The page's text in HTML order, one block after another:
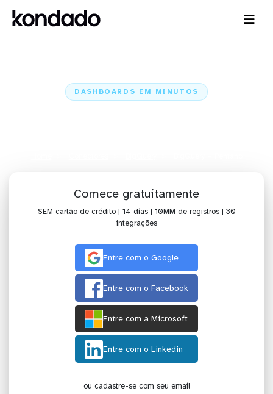
DASHBOARDS EM MINUTOS
Comece gratuitamente
SEM cartão de crédito | 14 dias | 10MM de registros | 30
integrações
Entre com o Google
Entre com o Facebook
Entre com a Microsoft
Entre com o Linkedin
ou cadastre-se com seu email